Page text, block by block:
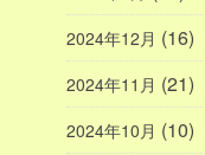
2024年12月 (16)
2024年11月 (21)
2024年10月 (10)